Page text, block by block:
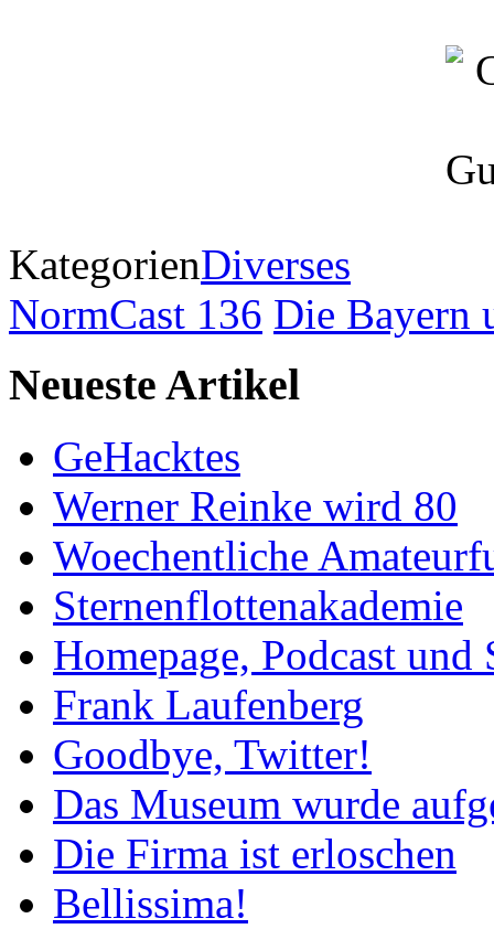
KategorienDiverses
NormCast 136 Die Bayern
Neueste Artikel
GeHacktes
Werner Reinke wird 80
Woechentliche
Sternenflottenakademie
Homepage, Podcast
Frank Laufenberg
Goodbye, Twitter!
Das Museum wurde
Die Firma ist erloschen
Bellissima!